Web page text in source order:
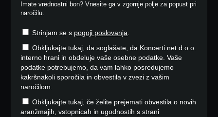
Imate vrednostni bon? Vnesite ga v zgornje polje za popust pri
naročilu.
Strinjam se s pogoji poslovanja.
Obkljukajte tukaj, da soglašate, da Koncerti.net d.o.o.
interno hrani in obdeluje vaše osebne podatke. Vaše
podatke potrebujemo, da vam lahko posredujemo
kakršnakoli sporočila in obvestila v zvezi z vašim
naročilom.
Obkljukajte tukaj, če želite prejemati obvestila o novih
aranžmajih, vstopnicah in ugodnostih s strani